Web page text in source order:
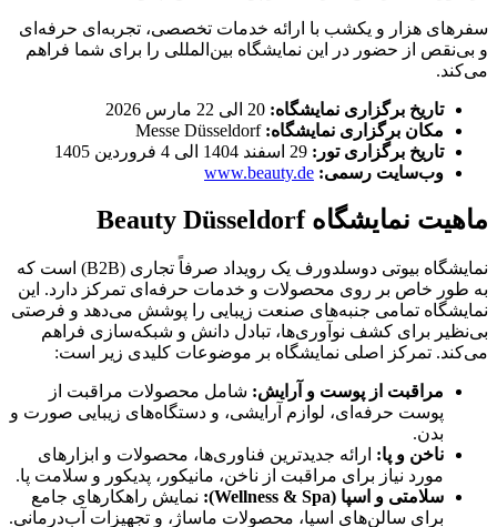
سفرهای هزار و یکشب با ارائه خدمات تخصصی، تجربه‌ای حرفه‌ای
و بی‌نقص از حضور در این نمایشگاه بین‌المللی را برای شما فراهم
می‌کند.
تاریخ برگزاری نمایشگاه: 20 الی 22 مارس 2026
مکان برگزاری نمایشگاه: Messe Düsseldorf
تاریخ برگزاری تور: 29 اسفند 1404 الی 4 فروردین 1405
وب‌سایت رسمی:
www.beauty.de
ماهیت نمایشگاه Beauty Düsseldorf
نمایشگاه بیوتی دوسلدورف یک رویداد صرفاً تجاری (B2B) است که
به طور خاص بر روی محصولات و خدمات حرفه‌ای تمرکز دارد. این
نمایشگاه تمامی جنبه‌های صنعت زیبایی را پوشش می‌دهد و فرصتی
بی‌نظیر برای کشف نوآوری‌ها، تبادل دانش و شبکه‌سازی فراهم
می‌کند. تمرکز اصلی نمایشگاه بر موضوعات کلیدی زیر است:
مراقبت از پوست و آرایش: شامل محصولات مراقبت از
پوست حرفه‌ای، لوازم آرایشی، و دستگاه‌های زیبایی صورت و
بدن.
ناخن و پا: ارائه جدیدترین فناوری‌ها، محصولات و ابزارهای
مورد نیاز برای مراقبت از ناخن، مانیکور، پدیکور و سلامت پا.
سلامتی و اسپا (
Wellness & Spa
): نمایش راهکارهای جامع
برای سالن‌های اسپا، محصولات ماساژ، و تجهیزات آب‌درمانی.